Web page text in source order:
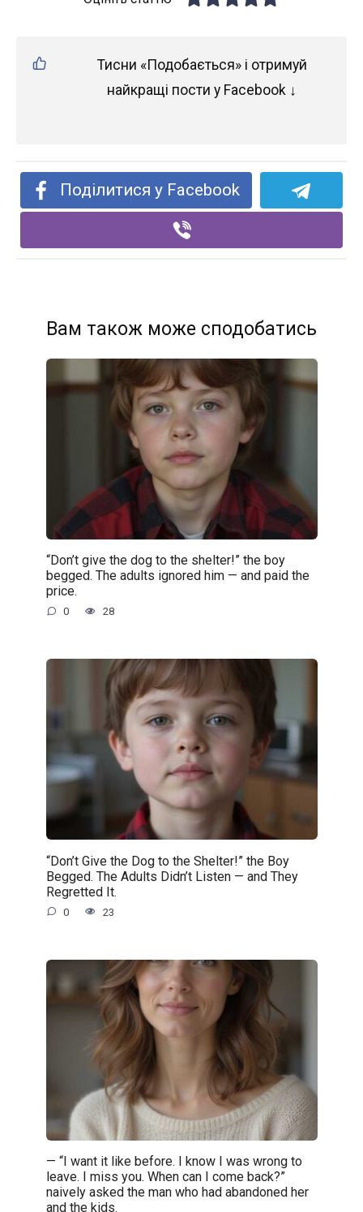
Тисни «Подобається» і отримуй
найкращі пости у Facebook ↓
Поділитися у Facebook
Вам також може сподобатись
“Don’t give the dog to the shelter!” the boy
begged. The adults ignored him — and paid the
price.
0 28
“Don’t Give the Dog to the Shelter!” the Boy
Begged. The Adults Didn’t Listen — and They
Regretted It.
0 23
— “I want it like before. I know I was wrong to
leave. I miss you. When can I come back?”
naively asked the man who had abandoned her
and the kids.